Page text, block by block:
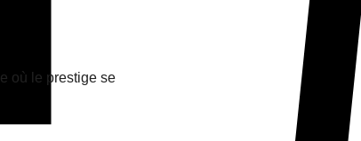
où le prestige se